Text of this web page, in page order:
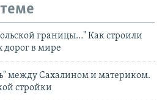
границы…" Как строили
дорог в мире
между Сахалином и материком.
стройки